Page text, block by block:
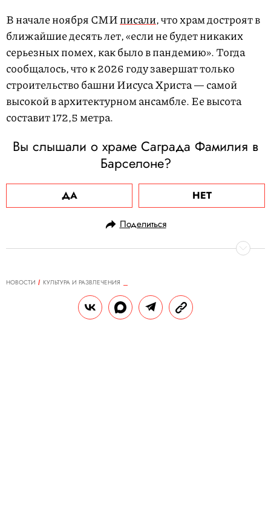
В начале ноября СМИписали, что храм достроят в
ближайшие десять лет, «если не будет никаких
серьезных помех, как было в пандемию». Тогда
сообщалось, что к 2026 году завершат только
строительство башни Иисуса Христа — самой
высокой в архитектурном ансамбле. Ее высота
составит 172,5 метра.
Вы слышали о храме Саграда Фамилия в
Барселоне?
ДА НЕТ
Поделиться
НОВОСТИ
КУЛЬТУРА И РАЗВЛЕЧЕНИЯ
В домах рэпера Пи Дидди